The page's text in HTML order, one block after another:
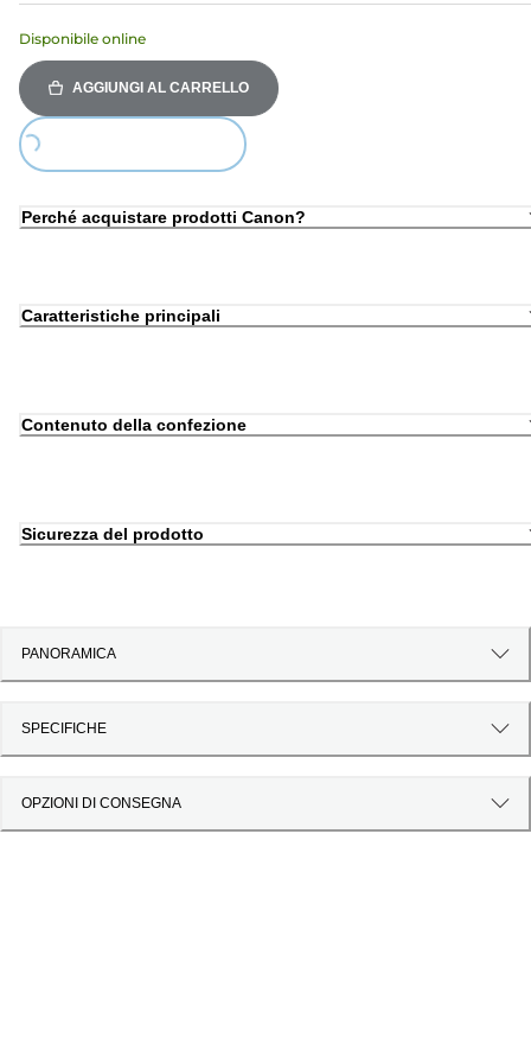
Disponibile online
AGGIUNGI AL CARRELLO
Loading...
Perché acquistare prodotti Canon?
Caratteristiche principali
Contenuto della confezione
Sicurezza del prodotto
PANORAMICA
SPECIFICHE
OPZIONI DI CONSEGNA